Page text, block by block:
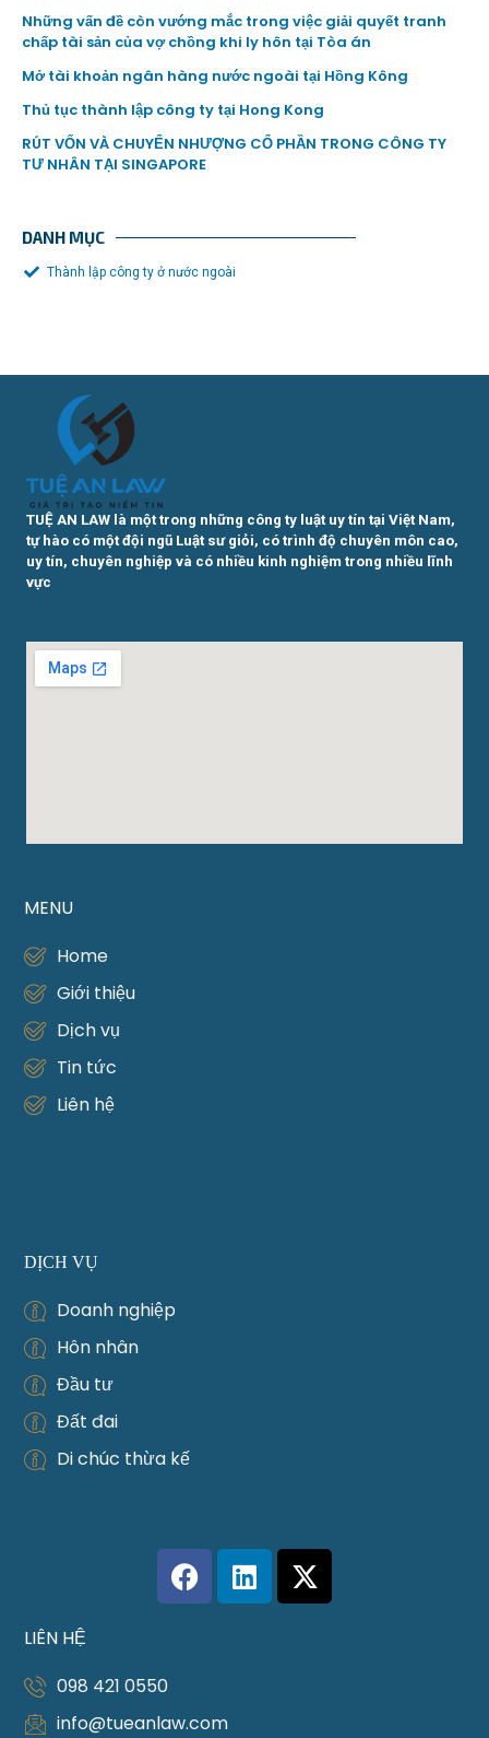
Những vấn đề còn vướng mắc trong việc giải quyết tranh
chấp tài sản của vợ chồng khi ly hôn tại Tòa án
Mở tài khoản ngân hàng nước ngoài tại Hồng Kông
Thủ tục thành lập công ty tại Hong Kong
RÚT VỐN VÀ CHUYỂN NHƯỢNG CỔ PHẦN TRONG CÔNG TY
TƯ NHÂN TẠI SINGAPORE
DANH MỤC
Thành lập công ty ở nước ngoài
TUỆ AN LAW là một trong những công ty luật uy tín tại Việt Nam,
tự hào có một đội ngũ Luật sư giỏi, có trình độ chuyên môn cao,
uy tín, chuyên nghiệp và có nhiều kinh nghiệm trong nhiều lĩnh
vực
MENU
Home
Giới thiệu
Dịch vụ
Tin tức
Liên hệ
DỊCH VỤ
Doanh nghiệp
Hôn nhân
Đầu tư
Đất đai
Di chúc thừa kế
LIÊN HỆ
098 421 0550
info@tueanlaw.com